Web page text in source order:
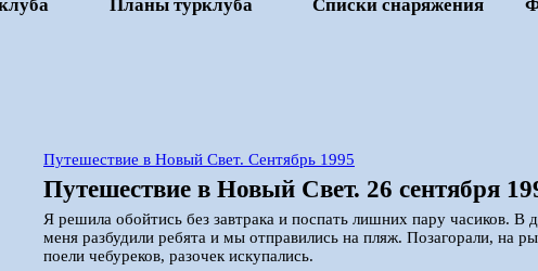
Планы турклуба Списки снаряжения
Путешествие в Новый Свет. Сентябрь 1995
Путешествие в Новый Свет. 26 сентября
Я решила обойтись без завтрака и поспать лишних пару часиков. В
меня разбудили ребята и мы отправились на пляж. Позагорали, на
поели чебуреков, разочек искупались.